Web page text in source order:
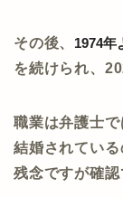
その後、 1974年
を続けられ、
職業は弁護士で
結婚されてい
残念ですが確認